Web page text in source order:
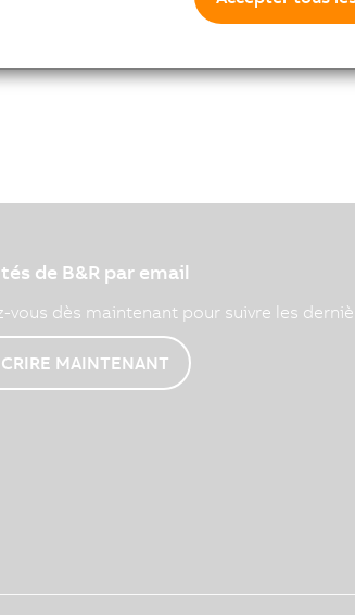
de B&R par email
vous dès maintenant pour suivre les
MAINTENANT